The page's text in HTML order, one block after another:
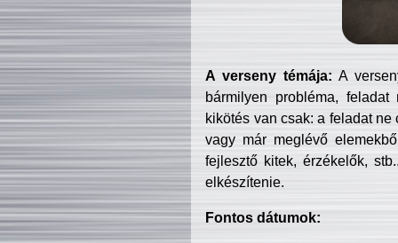
A verseny témája: A
bármilyen probléma, feladat
kikötés van csak: a feladat
vagy már meglévő
fejlesztő kitek, érzékelők,
elkészítenie.
Fontos dátumok: